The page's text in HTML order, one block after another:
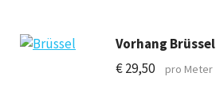
Vorhang Brüssel
€29,50 pro Meter